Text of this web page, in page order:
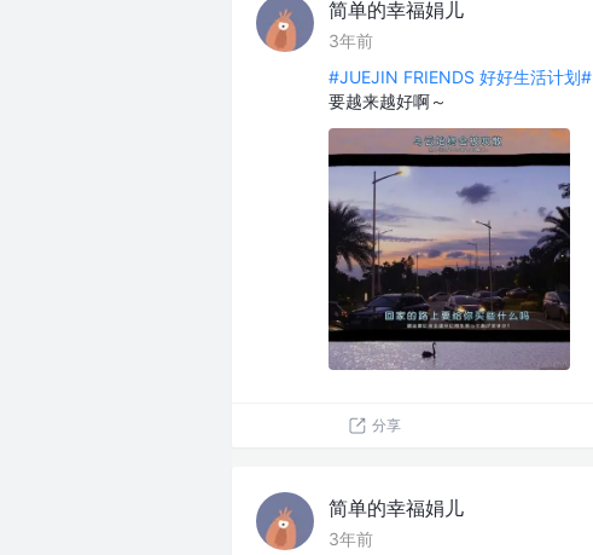
简单的幸福娟儿
3年前
#JUEJIN FRIENDS 好好生活计划#
要越来越好啊～
分享
简单的幸福娟儿
3年前